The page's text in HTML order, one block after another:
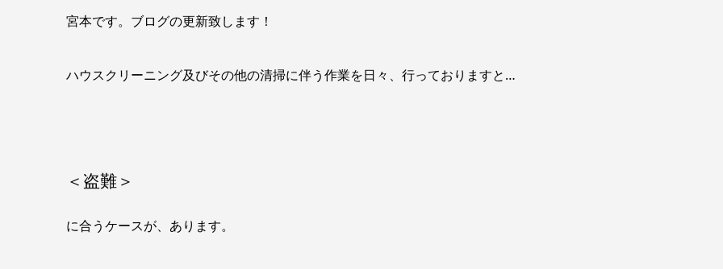
宮本です。ブログの更新致します！
ハウスクリーニング及びその他の清掃に伴う作業を日々、行っておりますと…
＜盗難＞
に合うケースが、あります。